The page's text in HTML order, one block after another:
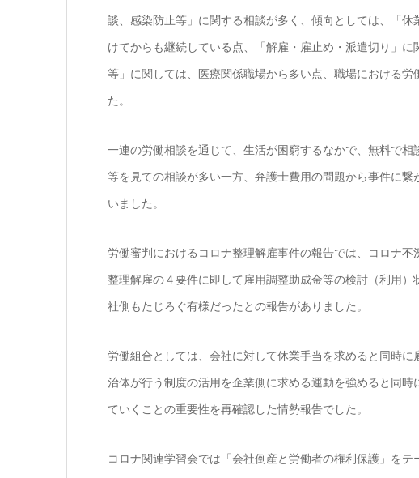
談、感染防止等」に関する相談が多く、傾向としては、「
けてからも継続している点、「解雇・雇止め・派遣切り」
等」に関しては、医療関係職場から多い点、職場における
た。
一連の労働相談を通じて、生活が困窮するなかで、無料で
等を見ての相談が多い一方、弁護士費用の問題から事件に
いました。
労働審判におけるコロナ整理解雇事件の報告では、コロナ
整理解雇の４要件に即して雇用調整助成金等の検討（利用
社側もたじろぐ有様だったとの報告がありました。
労働組合としては、会社に対して休業手当を求めると同時
治体が行う制度の活用を企業側に求める運動を強めると同
ていくことの重要性を再確認した情勢報告でした。
コロナ関連学習会では「会社倒産と労働者の権利保護」を